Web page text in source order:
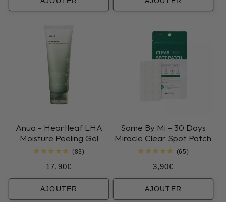
Anua - Heartleaf LHA
Moisture Peeling Gel
(83)83
Prix
habituel
17,90€
AJOUTER
Some By Mi - 30 Days
Miracle Clear Spot Patch
(65)65
Prix
habituel
3,90€
AJOUTER